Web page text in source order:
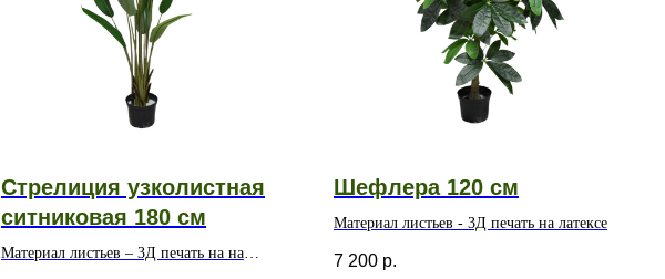
Стрелиция узколистная
ситниковая 180 см
Материал листьев – 3Д печать на на
Шефлера 120 см
Материал листьев - 3Д печать на латексе
7 200 р.